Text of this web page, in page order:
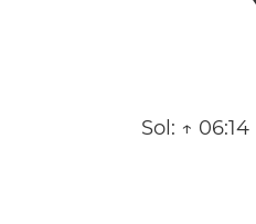
Sol: ↑ 06:14